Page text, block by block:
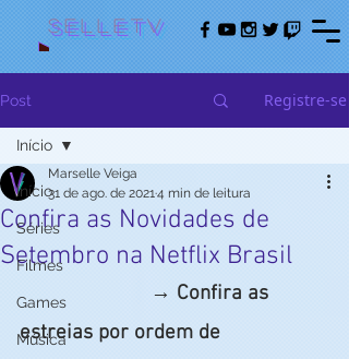
Selletv
Post Registre-se
Início
Séries
Filmes
Games
Música
Início
Confira as Novidades de
Setembro na Netflix Brasil
Marselle Veiga
31 de ago. de 20214 min de leitura
			→
Confira as
estreias por ordem de